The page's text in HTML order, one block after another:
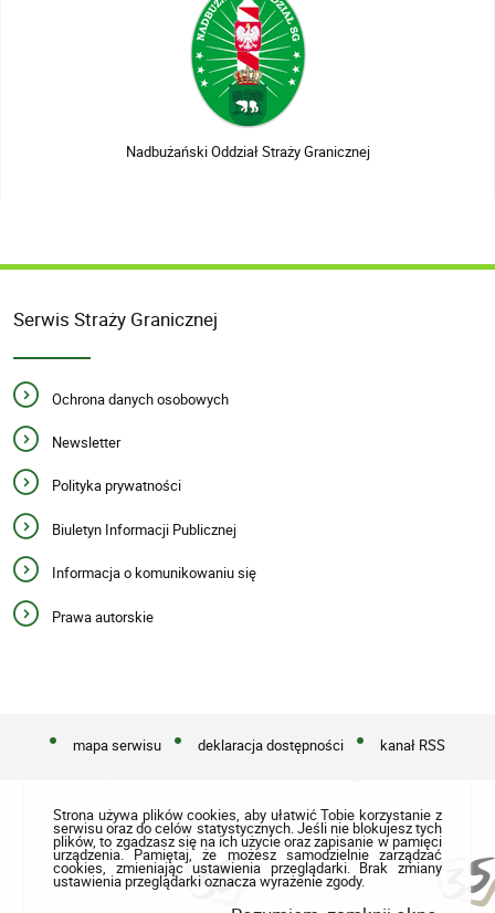
Nadbużański Oddział Straży Granicznej
Serwis Straży Granicznej
Ochrona danych osobowych
Newsletter
Polityka prywatności
Biuletyn Informacji Publicznej
Informacja o komunikowaniu się
Prawa autorskie
mapa serwisu deklaracja dostępności kanał RSS
Strona używa plików cookies, aby ułatwić Tobie korzystanie z
serwisu oraz do celów statystycznych. Jeśli nie blokujesz tych
plików, to zgadzasz się na ich użycie oraz zapisanie w pamięci
urządzenia. Pamiętaj, że możesz samodzielnie zarządzać
cookies, zmieniając ustawienia przeglądarki. Brak zmiany
ustawienia przeglądarki oznacza wyrażenie zgody.